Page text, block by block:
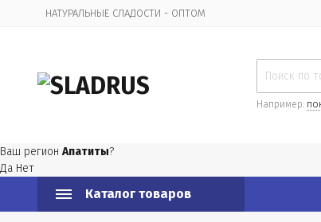
НАТУРАЛЬНЫЕ СЛАДОСТИ - ОПТОМ
Например:
Ваш регион Апатиты?
Да Нет
Каталог товаров